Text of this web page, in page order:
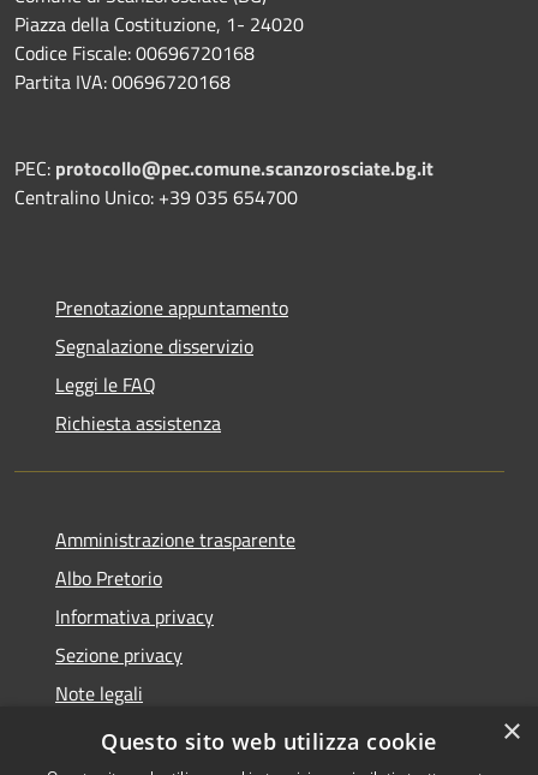
Piazza della Costituzione, 1- 24020
Codice Fiscale: 00696720168
Partita IVA: 00696720168
PEC: protocollo@pec.comune.scanzorosciate.bg.it
Centralino Unico: +39 035 654700
Prenotazione appuntamento
Segnalazione disservizio
Leggi le FAQ
Richiesta assistenza
Amministrazione trasparente
Albo Pretorio
Informativa privacy
Sezione privacy
Note legali
Dichiarazione di accessibilità
×
Questo sito web utilizza cookie